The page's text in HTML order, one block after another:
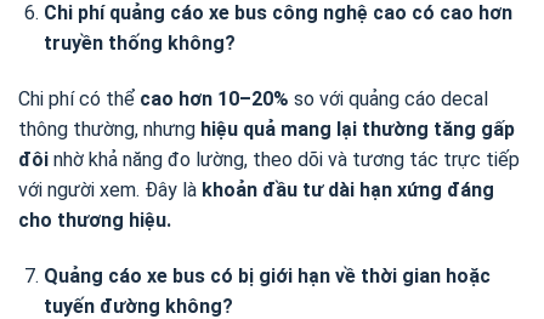
Chi phí quảng cáo xe bus công nghệ cao có cao hơn
truyền thống không?
Chi phí có thể cao hơn 10–20% so với quảng cáo decal
thông thường, nhưng hiệu quả mang lại thường tăng gấp
đôi nhờ khả năng đo lường, theo dõi và tương tác trực tiếp
với người xem. Đây là khoản đầu tư dài hạn xứng đáng
cho thương hiệu.
Quảng cáo xe bus có bị giới hạn về thời gian hoặc
tuyến đường không?